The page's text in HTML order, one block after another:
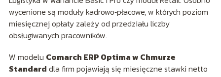
wycenione są moduły kadrowo‑płacowe, w których poziom
miesięcznej opłaty zależy od przedziału liczby
obsługiwanych pracowników.
W modelu Comarch ERP Optima w Chmurze
Standard dla firm pojawiają się miesięczne stawki netto